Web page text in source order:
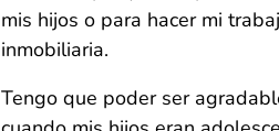
mis hijos o para hacer mi
inmobiliaria.
Tengo que poder ser